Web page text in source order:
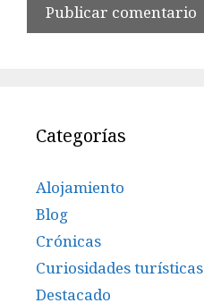
Categorías
Alojamiento
Blog
Crónicas
Curiosidades turísticas
Destacado